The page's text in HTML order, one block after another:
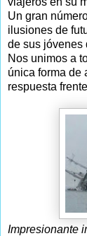
Un gran
ilusiones de
de sus jóvenes
Nos unimos a
única forma de
respuesta
Impresionante